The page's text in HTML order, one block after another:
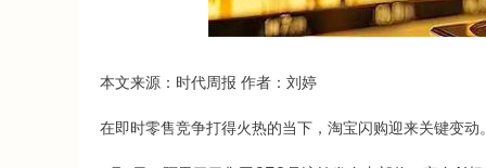
本文来源：时代周报 作者：刘婷
在即时零售竞争打得火热的当下，淘宝闪购迎来关键变动